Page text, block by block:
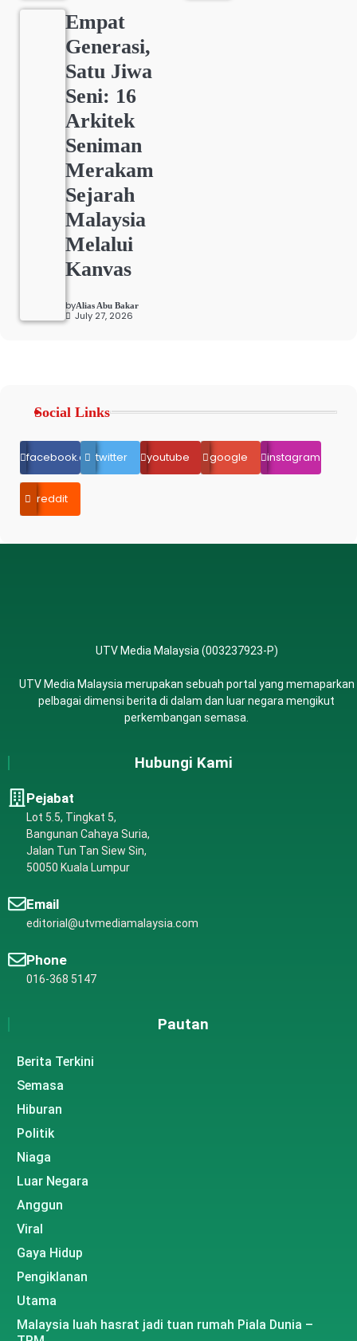
Empat
Generasi,
Satu Jiwa
Seni: 16
Arkitek
Seniman
Merakam
Sejarah
Malaysia
Melalui
Kanvas
byAlias Abu Bakar
July 27, 2026
Social Links
facebook.comtwitter youtube google instagram
reddit
UTV Media Malaysia (003237923-P)
UTV Media Malaysia merupakan sebuah portal yang memaparkan
pelbagai dimensi berita di dalam dan luar negara mengikut
perkembangan semasa.
Hubungi Kami
Pejabat
Lot 5.5, Tingkat 5,
Bangunan Cahaya Suria,
Jalan Tun Tan Siew Sin,
50050 Kuala Lumpur
Email
editorial@utvmediamalaysia.com
Phone
016-368 5147
Pautan
Berita Terkini
Semasa
Hiburan
Politik
Niaga
Luar Negara
Anggun
Viral
Gaya Hidup
Pengiklanan
Utama
Malaysia luah hasrat jadi tuan rumah Piala Dunia –